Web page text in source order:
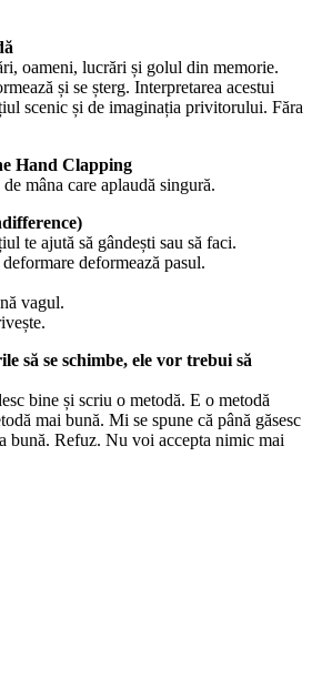
oameni, lucrări și golul din memorie.
și se șterg. Interpretarea acestui
scenic și de imaginația privitorului. Făra
Hand Clapping
mâna care aplaudă singură.
te ajută să gândești sau să faci.
deformează pasul.
vagul.
să se schimbe, ele vor trebui să
bine și scriu o metodă. E o metodă
mai bună. Mi se spune că până găsesc
bună. Refuz. Nu voi accepta nimic mai